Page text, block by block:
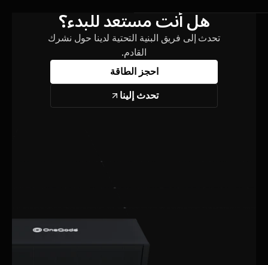
هل أنت مستعد للبدء؟
تحدث إلى فريق البنية التحتية لدينا حول نشرك
القادم.
احجز الطاقة
تحدث إلينا